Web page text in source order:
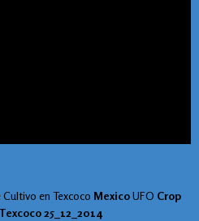
en Texcoco MexicoUFO Crop
25_12_2014